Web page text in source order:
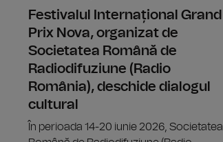
Festivalul Internațional Grand
Prix Nova, organizat de
Societatea Română de
Radiodifuziune (Radio
România), deschide dialogul
cultural
În perioada 14-20 iunie 2026, Societatea